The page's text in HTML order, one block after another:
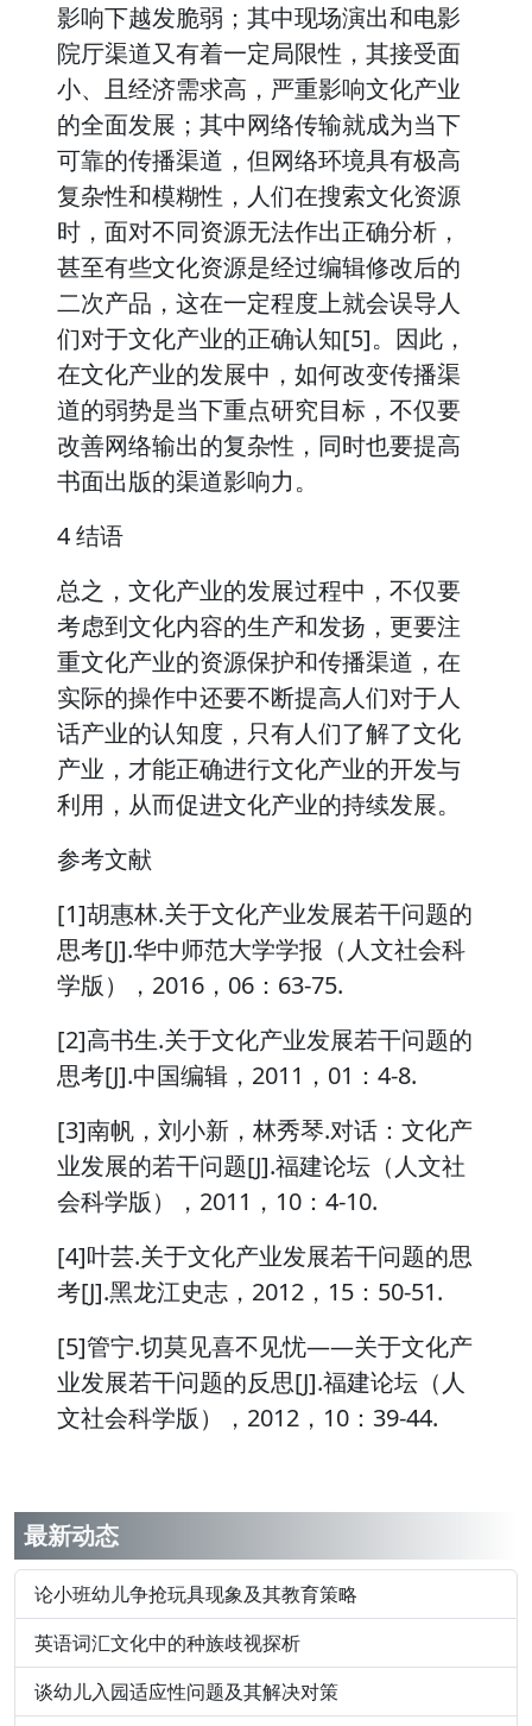
影响下越发脆弱；其中现场演出和电影
院厅渠道又有着一定局限性，其接受面
小、且经济需求高，严重影响文化产业
的全面发展；其中网络传输就成为当下
可靠的传播渠道，但网络环境具有极高
复杂性和模糊性，人们在搜索文化资源
时，面对不同资源无法作出正确分析，
甚至有些文化资源是经过编辑修改后的
二次产品，这在一定程度上就会误导人
们对于文化产业的正确认知[5]。因此，
在文化产业的发展中，如何改变传播渠
道的弱势是当下重点研究目标，不仅要
改善网络输出的复杂性，同时也要提高
书面出版的渠道影响力。
4 结语
总之，文化产业的发展过程中，不仅要
考虑到文化内容的生产和发扬，更要注
重文化产业的资源保护和传播渠道，在
实际的操作中还要不断提高人们对于人
话产业的认知度，只有人们了解了文化
产业，才能正确进行文化产业的开发与
利用，从而促进文化产业的持续发展。
参考文献
[1]胡惠林.关于文化产业发展若干问题的
思考[J].华中师范大学学报（人文社会科
学版），2016，06：63-75.
[2]高书生.关于文化产业发展若干问题的
思考[J].中国编辑，2011，01：4-8.
[3]南帆，刘小新，林秀琴.对话：文化产
业发展的若干问题[J].福建论坛（人文社
会科学版），2011，10：4-10.
[4]叶芸.关于文化产业发展若干问题的思
考[J].黑龙江史志，2012，15：50-51.
[5]管宁.切莫见喜不见忧——关于文化产
业发展若干问题的反思[J].福建论坛（人
文社会科学版），2012，10：39-44.
最新动态
论小班幼儿争抢玩具现象及其教育策略
英语词汇文化中的种族歧视探析
谈幼儿入园适应性问题及其解决对策